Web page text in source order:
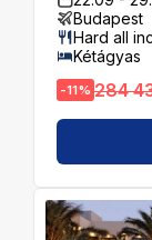
Budapest
Hard all
Kétágyas
-11% 284